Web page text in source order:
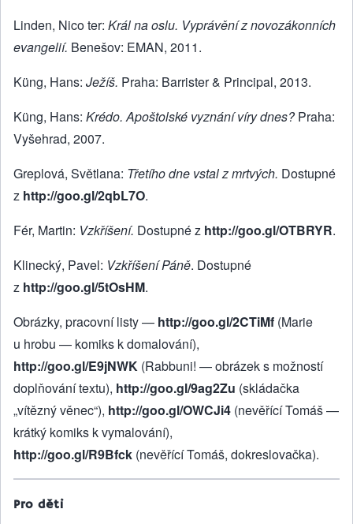
Linden, Nico ter: Král na oslu. Vyprávění z novozákonních
evangelií. Benešov: EMAN, 2011.
Küng, Hans: Ježíš. Praha: Barrister & Principal, 2013.
Küng, Hans: Krédo. Apoštolské vyznání víry dnes?Praha:
Vyšehrad, 2007.
Greplová, Světlana: Třetího dne vstal z mrtvých. Dostupné
z http://goo.gl/2qbL7O.
Fér, Martin: Vzkříšení. Dostupné z http://goo.gl/OTBRYR.
Klinecký, Pavel: Vzkříšení Páně. Dostupné
z http://goo.gl/5tOsHM.
Obrázky, pracovní listy — http://goo.gl/2CTiMf (Marie
u hrobu — komiks k domalování),
http://goo.gl/E9jNWK (Rabbuni! — obrázek s možností
doplňování textu), http://goo.gl/9ag2Zu (skládačka
„vítězný věnec“), http://goo.gl/OWCJi4 (nevěřící Tomáš —
krátký komiks k vymalování),
http://goo.gl/R9Bfck (nevěřící Tomáš, dokreslovačka).
Pro děti